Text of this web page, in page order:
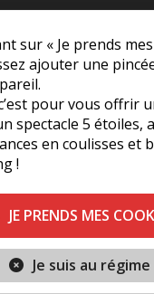
sur « Je prends
ajouter une
pour vous offrir
spectacle 5 étoiles,
en coulisses et
!
JE PRENDS MES
Je suis au régime
NOS PARTENAIRES
|
A Propos de Nous
légales
générales de vente